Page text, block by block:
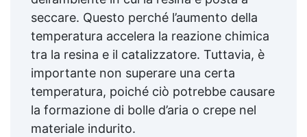
seccare. Questo perché l’aumento della
temperatura accelera la reazione chimica
tra la resina e il catalizzatore. Tuttavia, è
importante non superare una certa
temperatura, poiché ciò potrebbe causare
la formazione di bolle d’aria o crepe nel
materiale indurito.